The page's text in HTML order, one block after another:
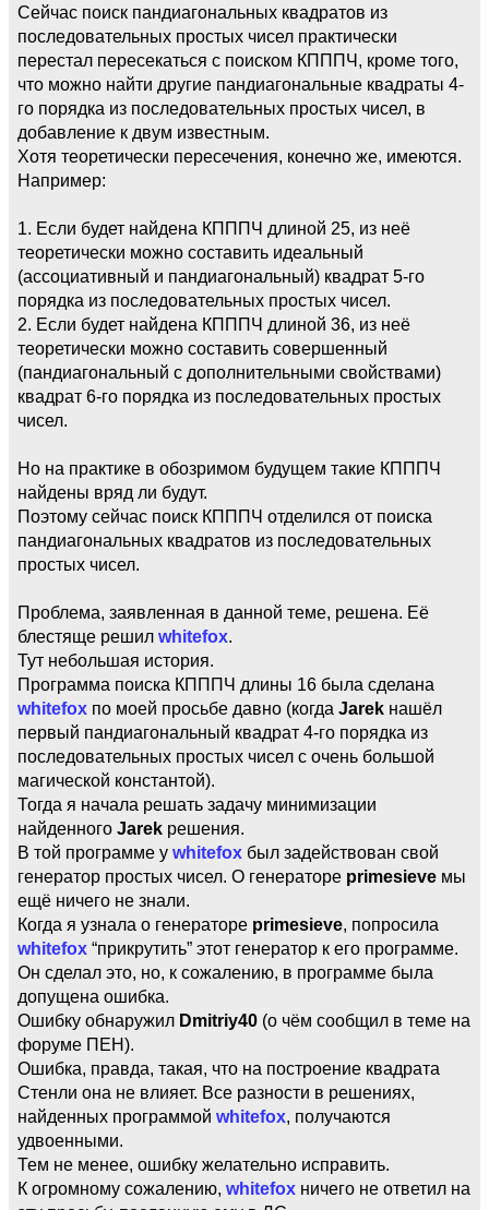
Сейчас поиск пандиагональных квадратов из
последовательных простых чисел практически
перестал пересекаться с поиском КПППЧ, кроме того,
что можно найти другие пандиагональные квадраты 4-
го порядка из последовательных простых чисел, в
добавление к двум известным.
Хотя теоретически пересечения, конечно же, имеются.
Например:
1. Если будет найдена КПППЧ длиной 25, из неё
теоретически можно составить идеальный
(ассоциативный и пандиагональный) квадрат 5-го
порядка из последовательных простых чисел.
2. Если будет найдена КПППЧ длиной 36, из неё
теоретически можно составить совершенный
(пандиагональный с дополнительными свойствами)
квадрат 6-го порядка из последовательных простых
чисел.
Но на практике в обозримом будущем такие КПППЧ
найдены вряд ли будут.
Поэтому сейчас поиск КПППЧ отделился от поиска
пандиагональных квадратов из последовательных
простых чисел.
Проблема, заявленная в данной теме, решена. Её
блестяще решил whitefox.
Тут небольшая история.
Программа поиска КПППЧ длины 16 была сделана
whitefox по моей просьбе давно (когда Jarek нашёл
первый пандиагональный квадрат 4-го порядка из
последовательных простых чисел с очень большой
магической константой).
Тогда я начала решать задачу минимизации
найденного Jarek решения.
В той программе у whitefox был задействован свой
генератор простых чисел. О генераторе primesieve мы
ещё ничего не знали.
Когда я узнала о генераторе primesieve, попросила
whitefox “прикрутить” этот генератор к его программе.
Он сделал это, но, к сожалению, в программе была
допущена ошибка.
Ошибку обнаружил Dmitriy40 (о чём сообщил в теме на
форуме ПЕН).
Ошибка, правда, такая, что на построение квадрата
Стенли она не влияет. Все разности в решениях,
найденных программой whitefox, получаются
удвоенными.
Тем не менее, ошибку желательно исправить.
К огромному сожалению, whitefox ничего не ответил на